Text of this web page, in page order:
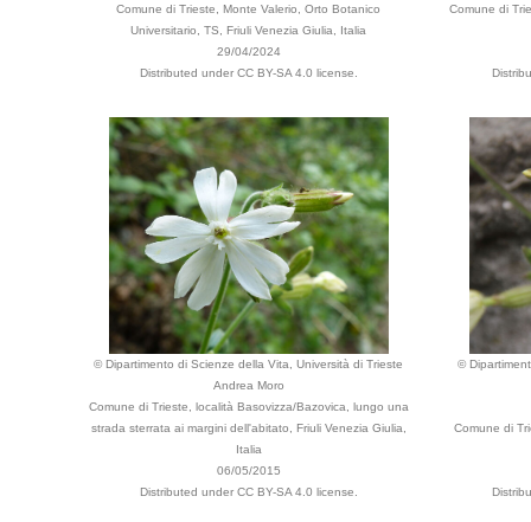
Comune di Trieste, Monte Valerio, Orto Botanico
Universitario, TS, Friuli Venezia Giulia, Italia
29/04/2024
Distributed under CC BY-SA 4.0 license.
Comune di
© Dipartimento di Scienze della Vita, Università di Trieste
Andrea Moro
Comune di Trieste, località Basovizza/Bazovica, lungo una
strada sterrata ai margini dell'abitato, Friuli Venezia Giulia,
Italia
06/05/2015
Distributed under CC BY-SA 4.0 license.
©
Comune di